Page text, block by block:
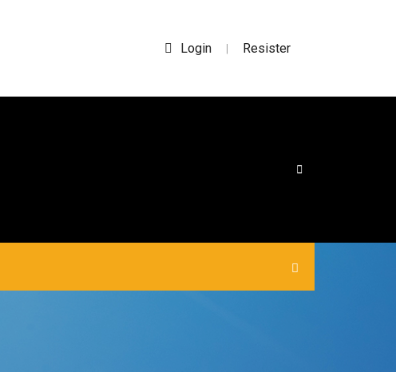
Login | Resister